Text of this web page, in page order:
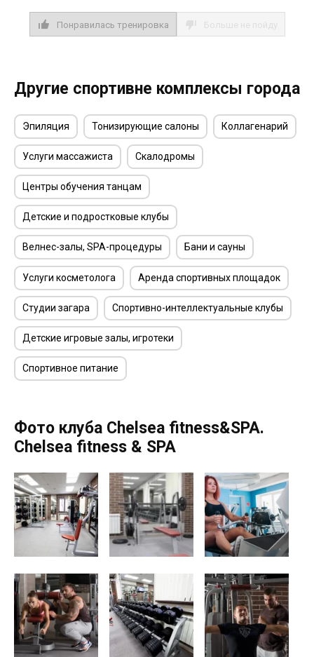
Понравилась тренировка
Другие спортивне комплексы города
Эпиляция Тонизирующие салоны Коллагенарий
Услуги массажиста Скалодромы
Центры обучения танцам
Детские и подростковые клубы
Велнес-залы, SPA-процедуры Бани и сауны
Услуги косметолога Аренда спортивных площадок
Студии загара Спортивно-интеллектуальные клубы
Детские игровые залы, игротеки
Спортивное питание
Фото клуба Chelsea fitness&SPA.
Chelsea fitness & SPA